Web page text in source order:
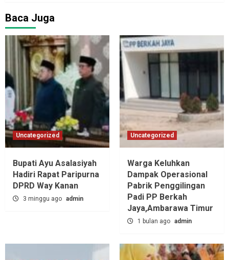
Baca Juga
Uncategorized
Bupati Ayu Asalasiyah
Hadiri Rapat Paripurna
DPRD Way Kanan
3 minggu ago admin
Uncategorized
Warga Keluhkan
Dampak Operasional
Pabrik Penggilingan
Padi PP Berkah
Jaya,‎Ambarawa Timur
1 bulan ago admin